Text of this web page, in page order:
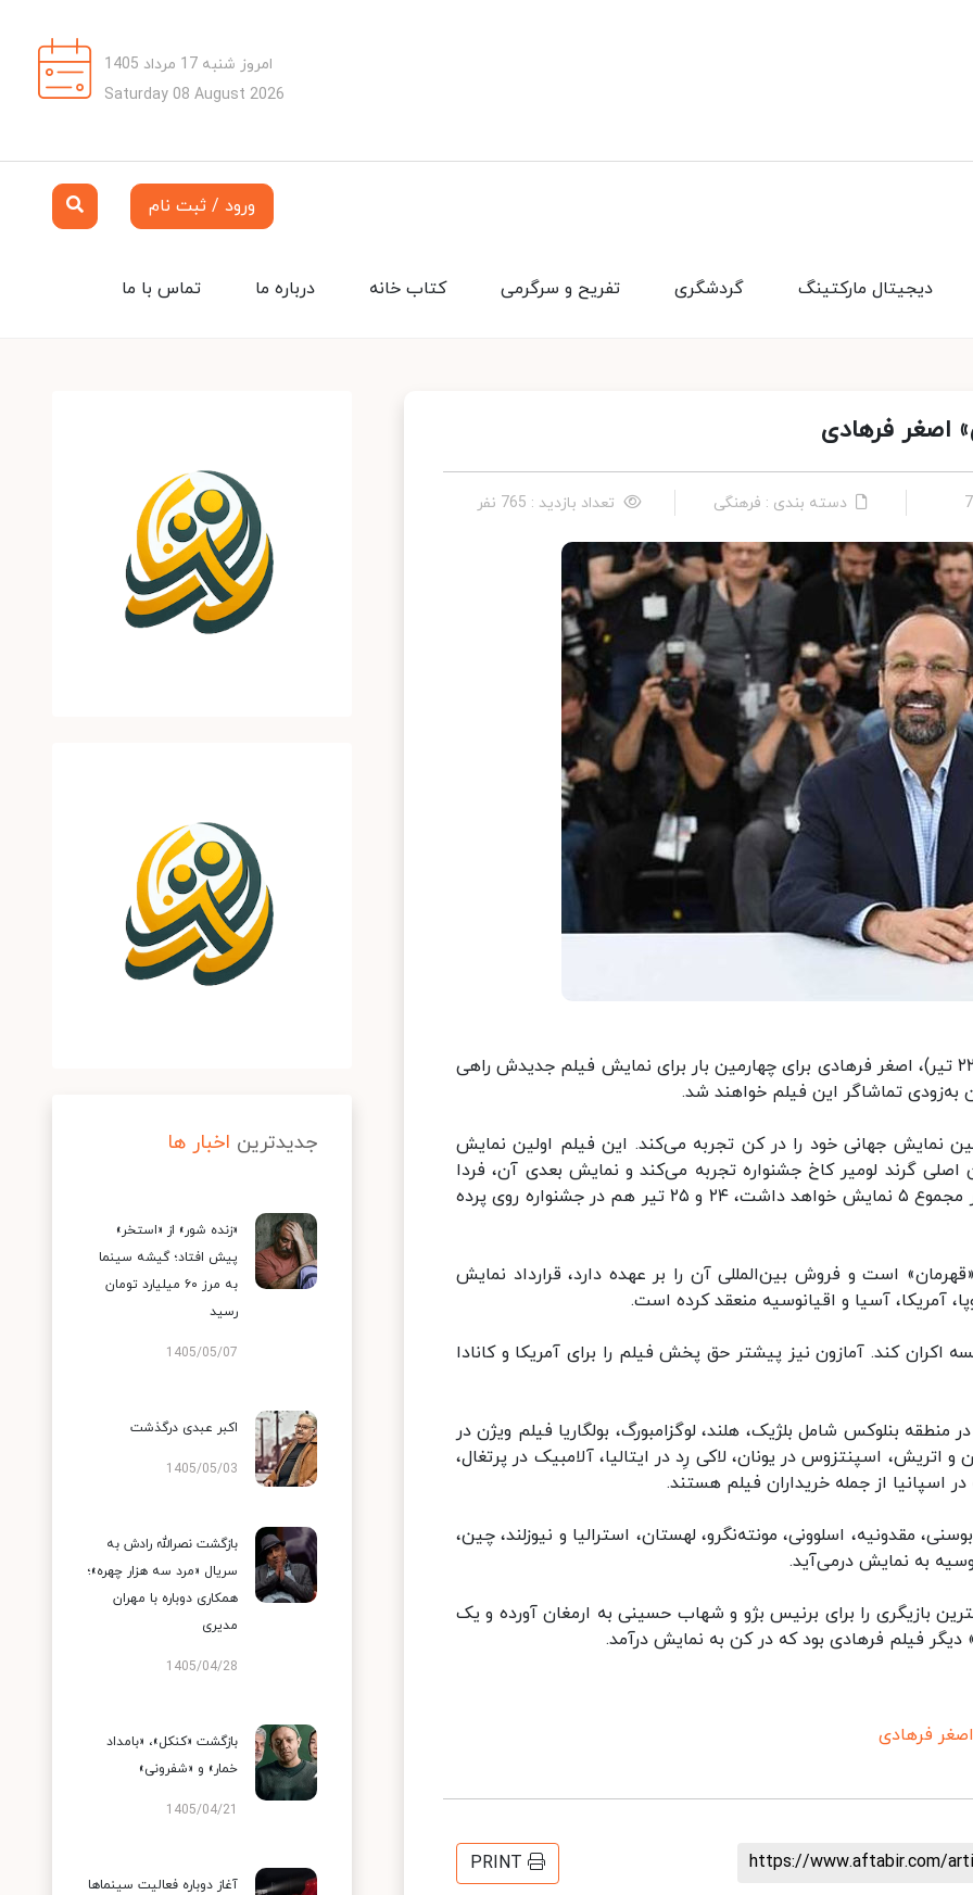
امروز شنبه 17 مرداد 1405
Saturday 08 August 2026
ورود / ثبت نام
تماس با ما درباره ما کتاب خانه تفریح و سرگرمی گردشگری دیجیتال مارکتینگ
اصغر فرهادی
دسته بندی : فرهنگی تعداد بازدید : 765 نفر
به گزارش اسکرین دیلی، در حالی که امروز (سه‌شنبه ۲۲ تیر)، اصغر فرهادی برای چهارمین بار برای نمایش فیلم جدیدش راهی
نمایش جهانی خود را در کن تجربه می‌کند. این فیلم اولین نمایش
۱۳ جولای (۲۲ تیر) در سالن اصلی گرند لومیر کاخ جشنواره تجربه می‌کند و نمایش بعدی آن، فردا
ساعت ۹:۳۰ و ساعت ۱۱:۳۰ خواهد بود. این فیلم که در مجموع ۵ نمایش خواهد داشت، ۲۴ و ۲۵ تیر هم در جشنواره روی پرده
است و فروش بین‌المللی آن را بر عهده دارد، قرارداد نمایش
را ۲۲ دسامبر در فرانسه اکران کند. آمازون نیز پیشتر حق پخش فیلم را برای آمریکا و کانادا
بنلوکس شامل بلژیک، هلند، لوگزامبورگ، بولگاریا فیلم ویژن در
و اتریش، اسپنتزوس در یونان، لاکی رِد در ایتالیا، آلامبیک در پرتغال،
اسپانیا از جمله خریداران فیلم هستند.
مقدونیه، اسلوونی، مونته‌نگرو، لهستان، استرالیا و نیوزلند، چین،
به نمایش درمی‌آید.
«گذشته» و «فروشنده»، ۲ جایزه بهترین بازیگری را برای برنیس بژو و شهاب حسینی به ارمغان آورده و یک
دیگر فیلم فرهادی بود که در کن به نمایش درآمد.
اصغر فرهادی
https://www.aftabir.com/
PRINT
جدیدترین اخبار ها
«زنده شور» از «استخر»
پیش افتاد؛ گیشه سینما
به مرز ۶۰ میلیارد تومان
رسید
1405/05/07
اکبر عبدی درگذشت
1405/05/03
بازگشت نصرالله رادش به
سریال «مرد سه هزار چهره»؛
همکاری دوباره با مهران
مدیری
1405/04/28
بازگشت «کنکل»، «بامداد
خمار» و «شفرونی»
1405/04/21
آغاز دوباره فعالیت سینماها